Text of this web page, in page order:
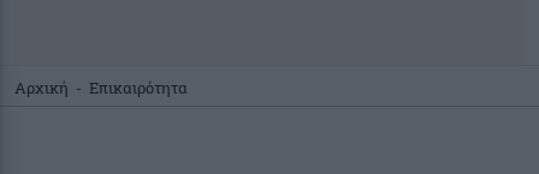
Αρχική - Επικαιρότητα